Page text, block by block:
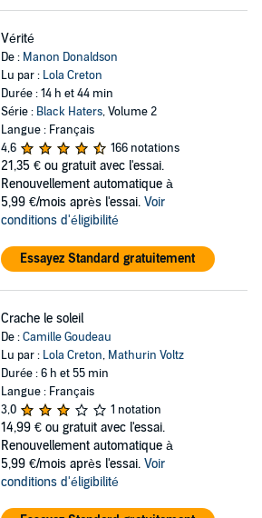
Vérité
De : Manon Donaldson
Lu par : Lola Creton
Durée : 14 h et 44 min
Série : Black Haters, Volume 2
Langue : Français
4,6
166 notations
21,35 € ou gratuit avec l'essai.
Renouvellement automatique à
5,99 €/mois après l'essai. Voir
conditions d'éligibilité
Essayez Standard gratuitement
Crache le soleil
De :Camille Goudeau
Lu par : Lola Creton, Mathurin Voltz
Durée : 6 h et 55 min
Langue : Français
3,0
1 notation
14,99 € ou gratuit avec l'essai.
Renouvellement automatique à
5,99 €/mois après l'essai. Voir
conditions d'éligibilité